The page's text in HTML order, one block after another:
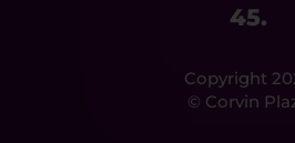
45.
Copyright
© Corvin